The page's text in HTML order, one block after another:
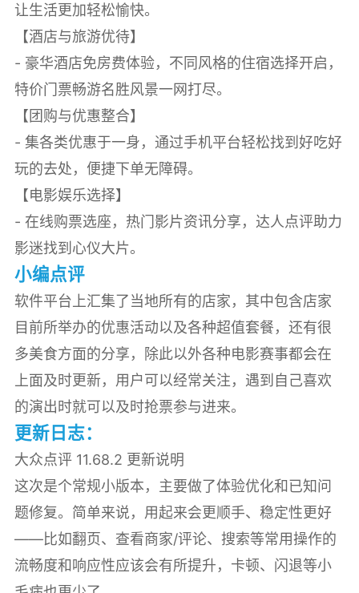
让生活更加轻松愉快。
【酒店与旅游优待】
- 豪华酒店免房费体验，不同风格的住宿选择开启，
特价门票畅游名胜风景一网打尽。
【团购与优惠整合】
- 集各类优惠于一身，通过手机平台轻松找到好吃好
玩的去处，便捷下单无障碍。
【电影娱乐选择】
- 在线购票选座，热门影片资讯分享，达人点评助力
影迷找到心仪大片。
小编点评
软件平台上汇集了当地所有的店家，其中包含店家
目前所举办的优惠活动以及各种超值套餐，还有很
多美食方面的分享，除此以外各种电影赛事都会在
上面及时更新，用户可以经常关注，遇到自己喜欢
的演出时就可以及时抢票参与进来。
更新日志：
大众点评 11.68.2 更新说明
这次是个常规小版本，主要做了体验优化和已知问
题修复。简单来说，用起来会更顺手、稳定性更好
——比如翻页、查看商家/评论、搜索等常用操作的
流畅度和响应性应该会有所提升，卡顿、闪退等小